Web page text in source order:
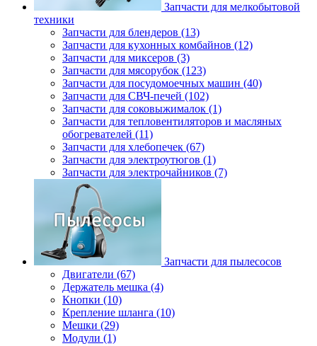
Запчасти для мелкобытовой
техники
Запчасти для блендеров (13)
Запчасти для кухонных комбайнов (12)
Запчасти для миксеров (3)
Запчасти для мясорубок (123)
Запчасти для посудомоечных машин (40)
Запчасти для СВЧ-печей (102)
Запчасти для соковыжималок (1)
Запчасти для тепловентиляторов и масляных
обогревателей (11)
Запчасти для хлебопечек (67)
Запчасти для электроутюгов (1)
Запчасти для электрочайников (7)
Запчасти для пылесосов
Двигатели (67)
Держатель мешка (4)
Кнопки (10)
Крепление шланга (10)
Мешки (29)
Модули (1)